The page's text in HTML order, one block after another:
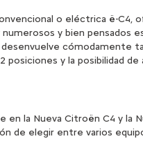
o eléctrica ë-
numerosos y bien
cómodamente
y la posibilidad
la Nueva Citroën C4 y
de elegir entre varios